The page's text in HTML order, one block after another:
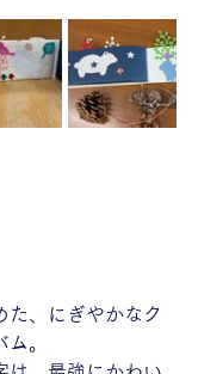
た、にぎやかなク
。